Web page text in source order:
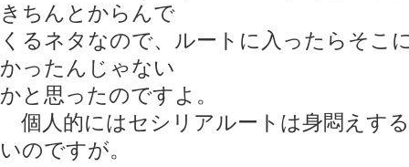
きちんとからんで
くるネタなので、ルートに入ったらそこ
かったんじゃない
かと思ったのですよ。
個人的にはセシリアルートは身悶えす
いのですが。